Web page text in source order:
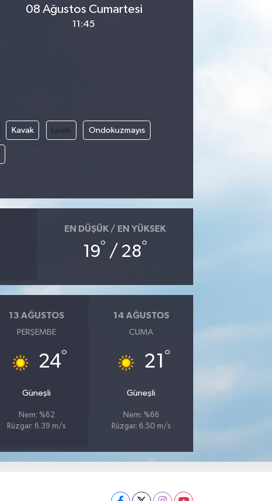
08 Ağustos Cumartesi
11:45
Kavak Ladik Ondokuzmayıs
EN DÜŞÜK / EN YÜKSEK
19° / 28°
13 AĞUSTOS
PERŞEMBE
24°
Güneşli
Nem: %62
Rüzgar: 6.39 m/s
14 AĞUSTOS
CUMA
21 °
Güneşli
Nem: %66
Rüzgar: 6.50 m/s